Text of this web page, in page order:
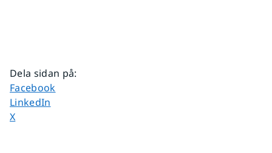
Dela sidan på:
Dela sidan på
Facebook
Dela sidan på
LinkedIn
Dela sidan på
X